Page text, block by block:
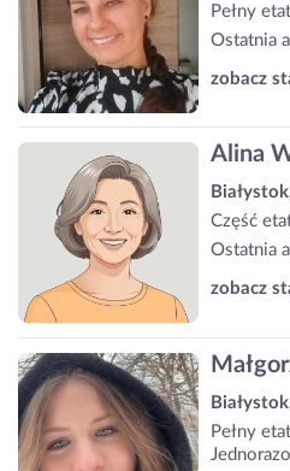
Pełny etat
Ostatnia
zobacz
Alina
Część
Ostatnia
zobacz
Pełny